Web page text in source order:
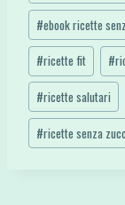
#ebook ricette
#ricette fit #
#ricette salutari
#ricette senza